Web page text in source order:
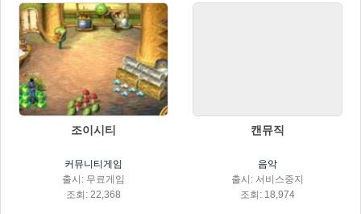
조이시티
커뮤니티게임
출시: 무료게임
조회: 22,368
캔뮤직
음악
출시: 서비스중지
조회: 18,974